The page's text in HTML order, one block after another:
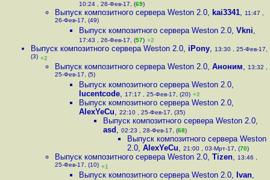
10:24 , 28-Фев-17, (69)
Выпуск композитного сервера Weston 2.0, kai3341, 11:47 ,
26-Фев-17, (49)
Выпуск композитного сервера Weston 2.0, Vkni,
17:43 , 26-Фев-17, (57) +2
Выпуск композитного сервера Weston 2.0, iPony, 13:30 , 25-Фев-17,
(3) +2
Выпуск композитного сервера Weston 2.0, Аноним, 13:32 ,
25-Фев-17, (5)
Выпуск композитного сервера Weston 2.0,
lucentcode, 17:17 , 25-Фев-17, (20) +2
Выпуск композитного сервера Weston 2.0,
AlexYeCu, 22:10 , 25-Фев-17, (35)
Выпуск композитного сервера Weston 2.0,
asd , 02:23 , 28-Фев-17, (68)
Выпуск композитного сервера Weston
2.0, AlexYeCu, 21:00 , 03-Мрт-17, (70)
Выпуск композитного сервера Weston 2.0, Tizen, 13:46 ,
25-Фев-17, (10) +1
Выпуск композитного сервера Weston 2.0, Ivan,